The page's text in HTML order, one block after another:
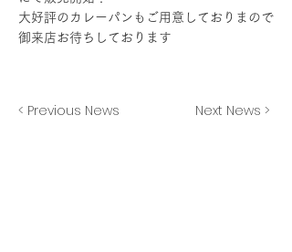
大好評のカレーパンもご用意しておりまので
御来店お待ちしております
< Previous News Next News >